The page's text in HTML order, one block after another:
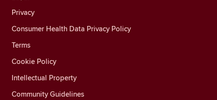
Privacy
Consumer Health Data Privacy Policy
Terms
Cookie Policy
Intellectual Property
Community Guidelines